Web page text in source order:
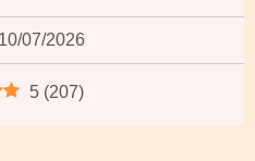
10/07/2026
5 (207)